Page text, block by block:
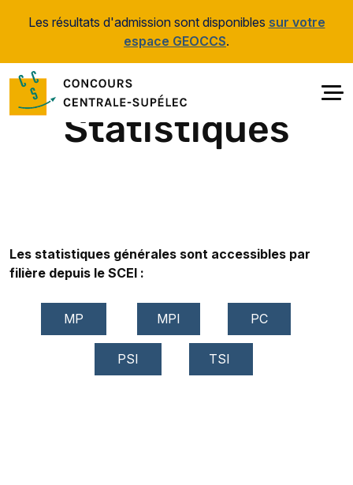
Les résultats d'admission sont disponibles sur votre
espace GEOCCS.
Statistiques
Les statistiques générales sont accessibles par
filière depuis le SCEI :
MP MPI PC
PSI TSI